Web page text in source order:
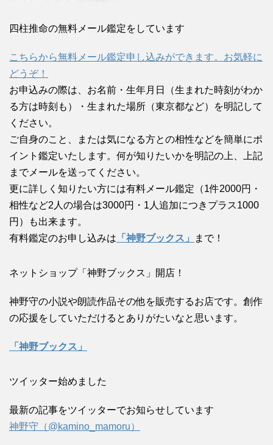
四柱推命の無料メール鑑定をしています
こちらから無料メール鑑定申し込みができます。お気軽に
どうぞ！
お申込みの際は、お名前・生年月日（生まれた時刻がわか
る方は時刻も）・生まれた場所（東京都など）を明記して
ください。
ご自身のこと、または気になる方との相性などを簡単にポ
イント鑑定いたします。何が知りたいかを明記の上、上記
までメールを送ってください。
更に詳しく知りたい方には有料メール鑑定（1件2000円・
相性など2人の場合は3000円・1人追加につきプラス1000
円）も出来ます。
有料鑑定のお申し込みは 「神野ブックス」 まで！
ネットショップ「神野ブックス」開店！
神野守の小説や朗読作品その他を販売するお店です。創作
の応援をしていただけるとありがたいなと思います。
「神野ブックス」
ツイッター始めました
最新の記事をツイッターでお知らせしています
神野守（@kamino_mamoru）